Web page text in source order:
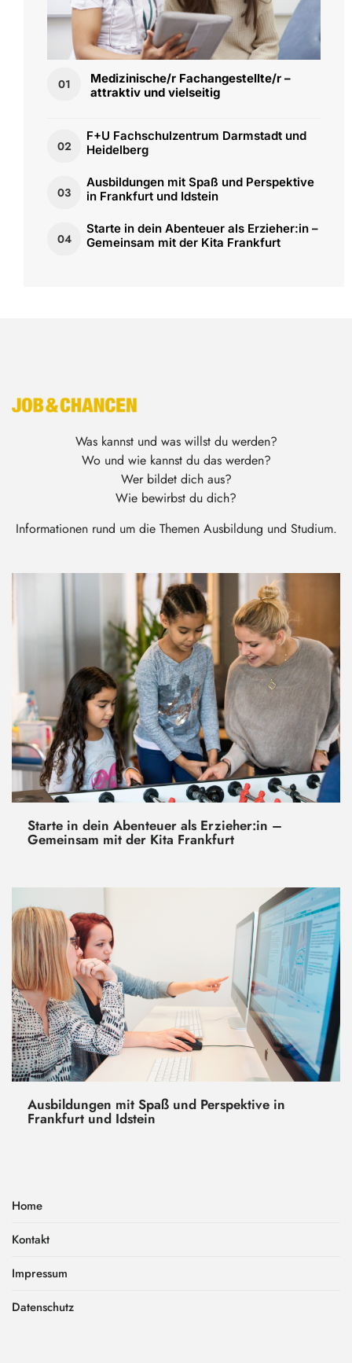
01
Medizinische/r Fachangestellte/r –
attraktiv und vielseitig
02
F+U Fachschulzentrum Darmstadt und
Heidelberg
03
Ausbildungen mit Spaß und Perspektive
in Frankfurt und Idstein
04
Starte in dein Abenteuer als Erzieher:in –
Gemeinsam mit der Kita Frankfurt
Was kannst und was willst du werden?
Wo und wie kannst du das werden?
Wer bildet dich aus?
Wie bewirbst du dich?
Informationen rund um die Themen Ausbildung und Studium.
Starte in dein Abenteuer als Erzieher:in –
Gemeinsam mit der Kita Frankfurt
Ausbildungen mit Spaß und Perspektive in
Frankfurt und Idstein
Home
Kontakt
Impressum
Datenschutz